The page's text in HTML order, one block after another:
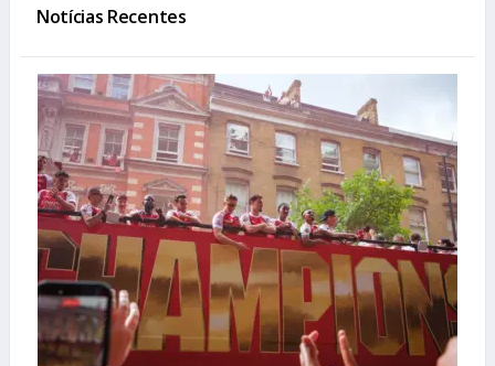
Notícias Recentes